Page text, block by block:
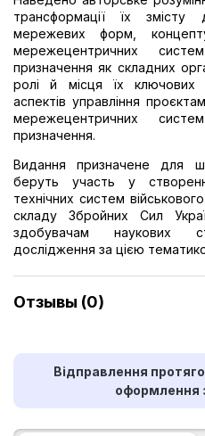
трансформації їх змісту
мережевих форм,
мережецентричних
призначення як складних
ролі й місця їх ключових
аспектів управління
мережецентричних
призначення.
Видання призначене для
беруть участь у
технічних систем
складу Збройних Сил
здобувачам наукових
дослідження за цією
Отзывы (0)
Відправлення
оформлення